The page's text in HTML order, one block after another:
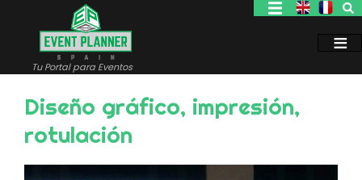
contenido
Tu Portal para Eventos
Diseño gráfico, impresión,
rotulación